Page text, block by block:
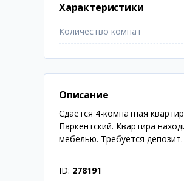
Характеристики
Количество комнат
Описание
Сдается 4-комнатная
Паркентский. Квартира
мебелью. Требуется
ID: 278191